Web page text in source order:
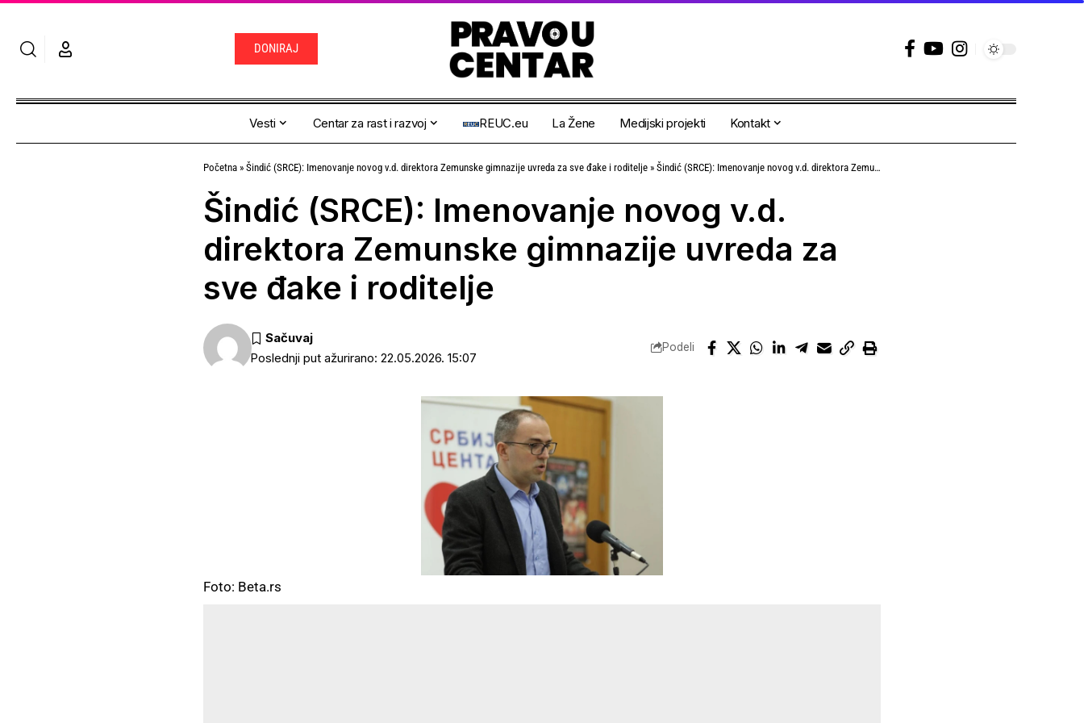
DONIRAJ
Vesti Centar za rast i razvoj REUC.eu La Žene Medijski projekti Kontakt
Početna » Šindić (SRCE): Imenovanje novog v.d. direktora Zemunske gimnazije uvreda za sve đake i roditelje » Šindić (SRCE): Imenovanje novog v.d. direktora Zemunske gimnazije uvreda za sve đake i roditelje
Šindić (SRCE): Imenovanje novog v.d.
direktora Zemunske gimnazije uvreda za
sve đake i roditelje
Poslednji put ažurirano: 22.05.2026. 15:07
Podeli
Foto: Beta.rs